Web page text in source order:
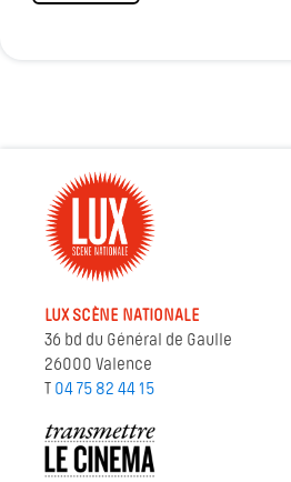
LUX SCÈNE NATIONALE
36 bd du Général de Gaulle
26000 Valence
T 04 75 82 44 15